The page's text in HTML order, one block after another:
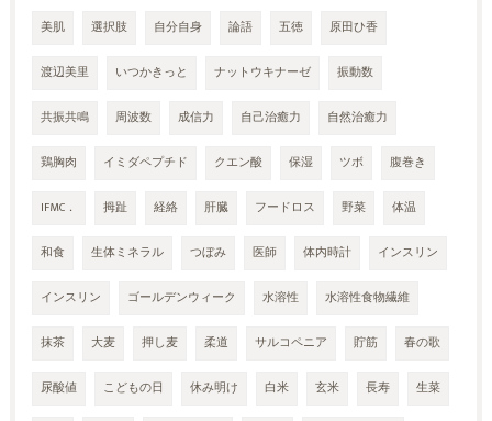
美肌 選択肢 自分自身 論語 五徳 原田ひ香
渡辺美里 いつかきっと ナットウキナーゼ 振動数
共振共鳴 周波数 成信力 自己治癒力 自然治癒力
鶏胸肉 イミダペプチド クエン酸 保湿 ツボ 腹巻き
IFMC． 拇趾 経絡 肝臓 フードロス 野菜 体温
和食 生体ミネラル つぼみ 医師 体内時計 インスリン
インスリン ゴールデンウィーク 水溶性 水溶性食物繊維
抹茶 大麦 押し麦 柔道 サルコペニア 貯筋 春の歌
尿酸値 こどもの日 休み明け 白米 玄米 長寿 生菜